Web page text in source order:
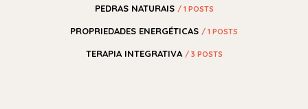
PEDRAS NATURAIS / 1 POSTS
PROPRIEDADES ENERGÉTICAS / 1 POSTS
TERAPIA INTEGRATIVA / 3 POSTS